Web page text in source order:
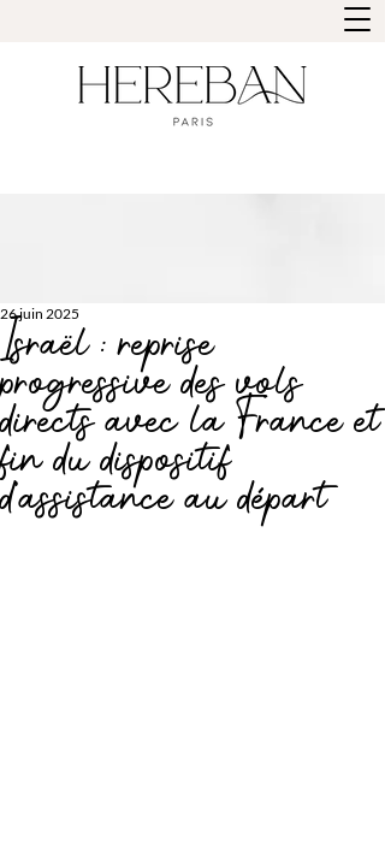
Israël : reprise
progressive des vols
directs avec la France et
fin du dispositif
d’assistance au départ
26 juin 2025